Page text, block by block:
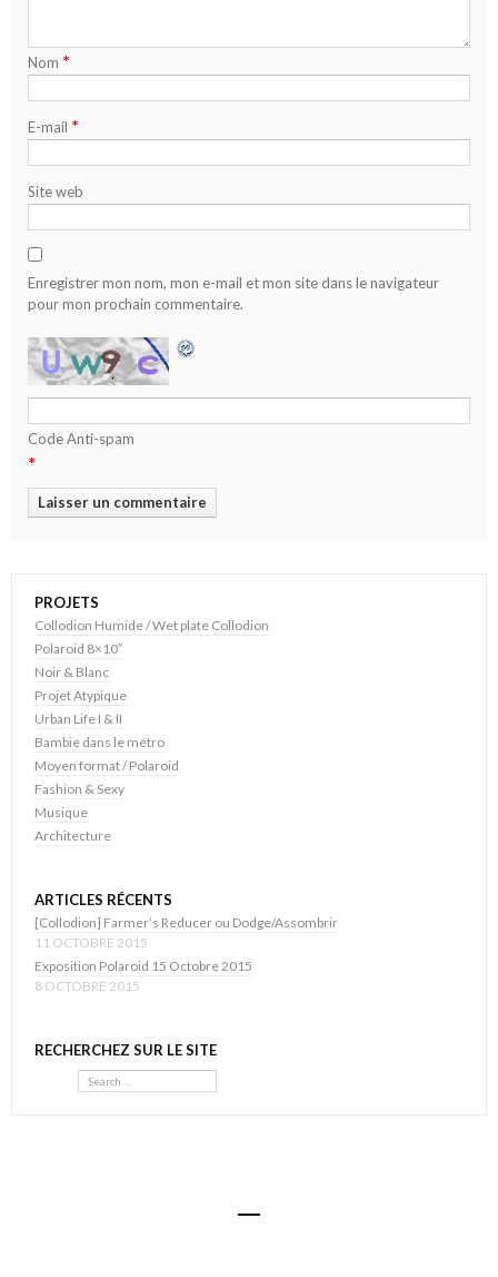
Nom *
E-mail *
Site web
Enregistrer mon nom, mon e-mail et mon site dans le navigateur
pour mon prochain commentaire.
Code Anti-spam
*
PROJETS
Collodion Humide / Wet plate Collodion
Polaroid 8×10″
Noir & Blanc
Projet Atypique
Urban Life I & II
Bambie dans le métro
Moyen format / Polaroid
Fashion & Sexy
Musique
Architecture
ARTICLES RÉCENTS
[Collodion] Farmer’s Reducer ou Dodge/Assombrir
11 OCTOBRE 2015
Exposition Polaroid 15 Octobre 2015
8 OCTOBRE 2015
RECHERCHEZ SUR LE SITE
Search